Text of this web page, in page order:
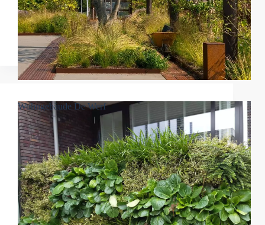
Wohngebäude De Werf